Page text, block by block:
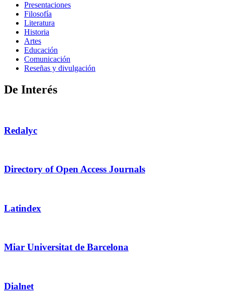
Presentaciones
Filosofía
Literatura
Historia
Artes
Educación
Comunicación
Reseñas y divulgación
De Interés
Redalyc
Directory of Open Access Journals
Latindex
Miar Universitat de Barcelona
Dialnet